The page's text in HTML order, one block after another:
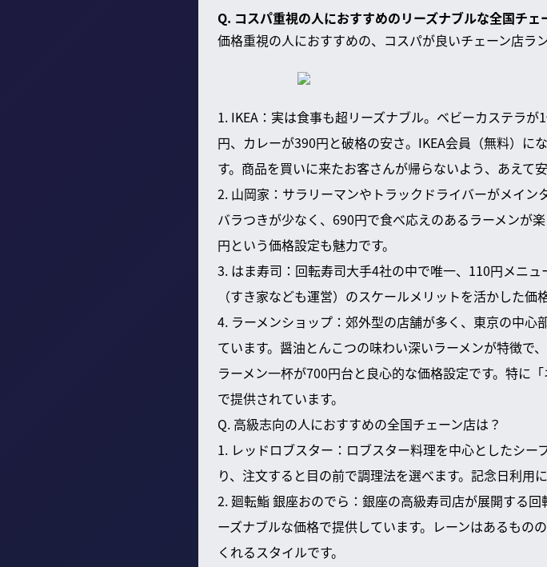
Q. コスパ重視の人におすすめのリーズナブルな全国チェ
価格重視の人におすすめの、コスパが良いチェーン店ラ
1. IKEA：実は食事も超リーズナブル。ベビーカステラ
円、カレーが390円と破格の安さ。IKEA会員（無料）に
す。商品を買いに来たお客さんが帰らないよう、あえて
2. 山岡家：サラリーマンやトラックドライバーがメイ
バラつきが少なく、690円で食べ応えのあるラーメンが
円という価格設定も魅力です。
3. はま寿司：回転寿司大手4社の中で唯一、110円メニ
（すき家なども運営）のスケールメリットを活かした価
4. ラーメンショップ：郊外型の店舗が多く、東京の中
ています。醤油とんこつの味わい深いラーメンが特徴で
ラーメン一杯が700円台と良心的な価格設定です。特に
で提供されています。
Q. 高級志向の人におすすめの全国チェーン店は？
1. レッドロブスター：ロブスター料理を中心としたシ
り、注文すると目の前で調理法を選べます。記念日利用
2. 廻転鮨 銀座おのでら：銀座の高級寿司店が展開する
ーズナブルな価格で提供しています。レーンはあるもの
くれるスタイルです。